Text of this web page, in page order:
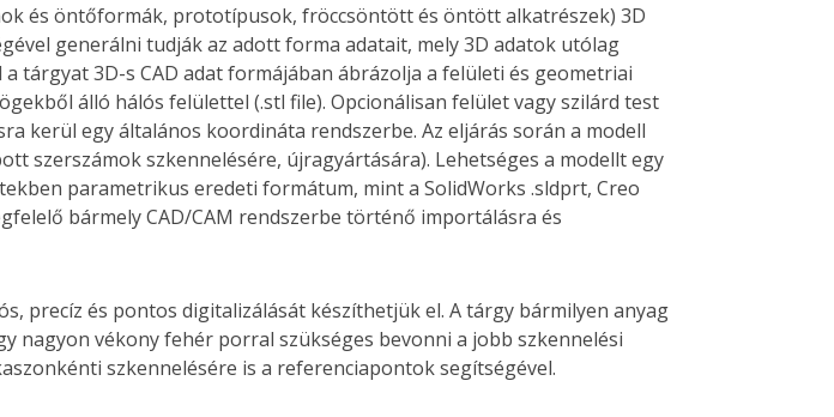
és öntőformák, prototípusok, fröccsöntött és öntött alkatrészek) 3D
generálni tudják az adott forma adatait, mely 3D adatok utólag
tárgyat 3D-s CAD adat formájában ábrázolja a felületi és geometriai
álló hálós felülettel (.stl file). Opcionálisan felület vagy szilárd test
kerül egy általános koordináta rendszerbe. Az eljárás során a modell
szerszámok szkennelésére, újragyártására). Lehetséges a modellt egy
parametrikus eredeti formátum, mint a SolidWorks .sldprt, Creo
bármely CAD/CAM rendszerbe történő importálásra és
precíz és pontos digitalizálását készíthetjük el. A tárgy bármilyen anyag
nagyon vékony fehér porral szükséges bevonni a jobb szkennelési
szkennelésére is a referenciapontok segítségével.